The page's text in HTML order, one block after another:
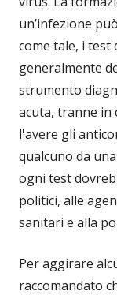
un’infezione
come tale, i
generalmente
strumento
acuta, tranne in
l'avere gli
qualcuno da
ogni test
politici, alle
sanitari e alla
Per aggirare
raccomandato